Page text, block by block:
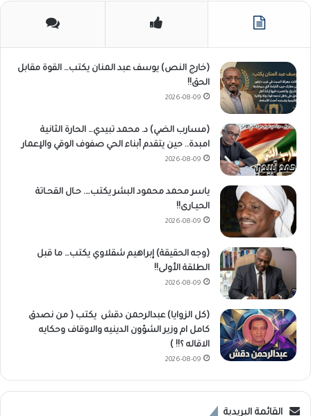
(خارج النص) يوسف عبد المنان يكتب… القوة مقابل
الحق!!
2026-08-09
(مسارب الضي) د. محمد تبيدي… الحارة الثانية
امبدة.. حين يتقدم أبناء الحي صفوف الوقي والإعمار
2026-08-09
ياسر محمد محمود البشر يكتب…. حـال القحـاتة
الحيـارى!!
2026-08-09
(وجه الحقيقة) إبراهيم شقلاوي يكتب… ما قبل
الطلقة الأولى!!
2026-08-09
(كل الزوايا) عبدالرحمن دقش يكتب ( من نصدق
كامل ام وزير الشؤون الدينيه والاوقاف وحكايه
الاقاله ؟!! )
2026-08-09
القائمة البريدية